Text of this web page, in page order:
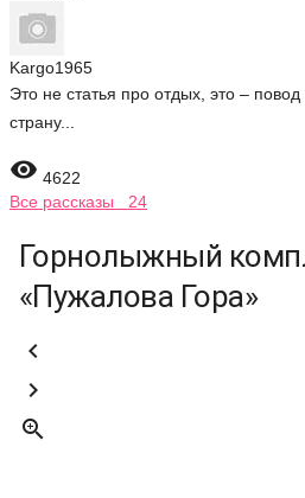
Kargo1965
Это не статья про отдых, это –
страну...
 4622
Все рассказы 24
Горнолыжный
«Пужалова Гора»


